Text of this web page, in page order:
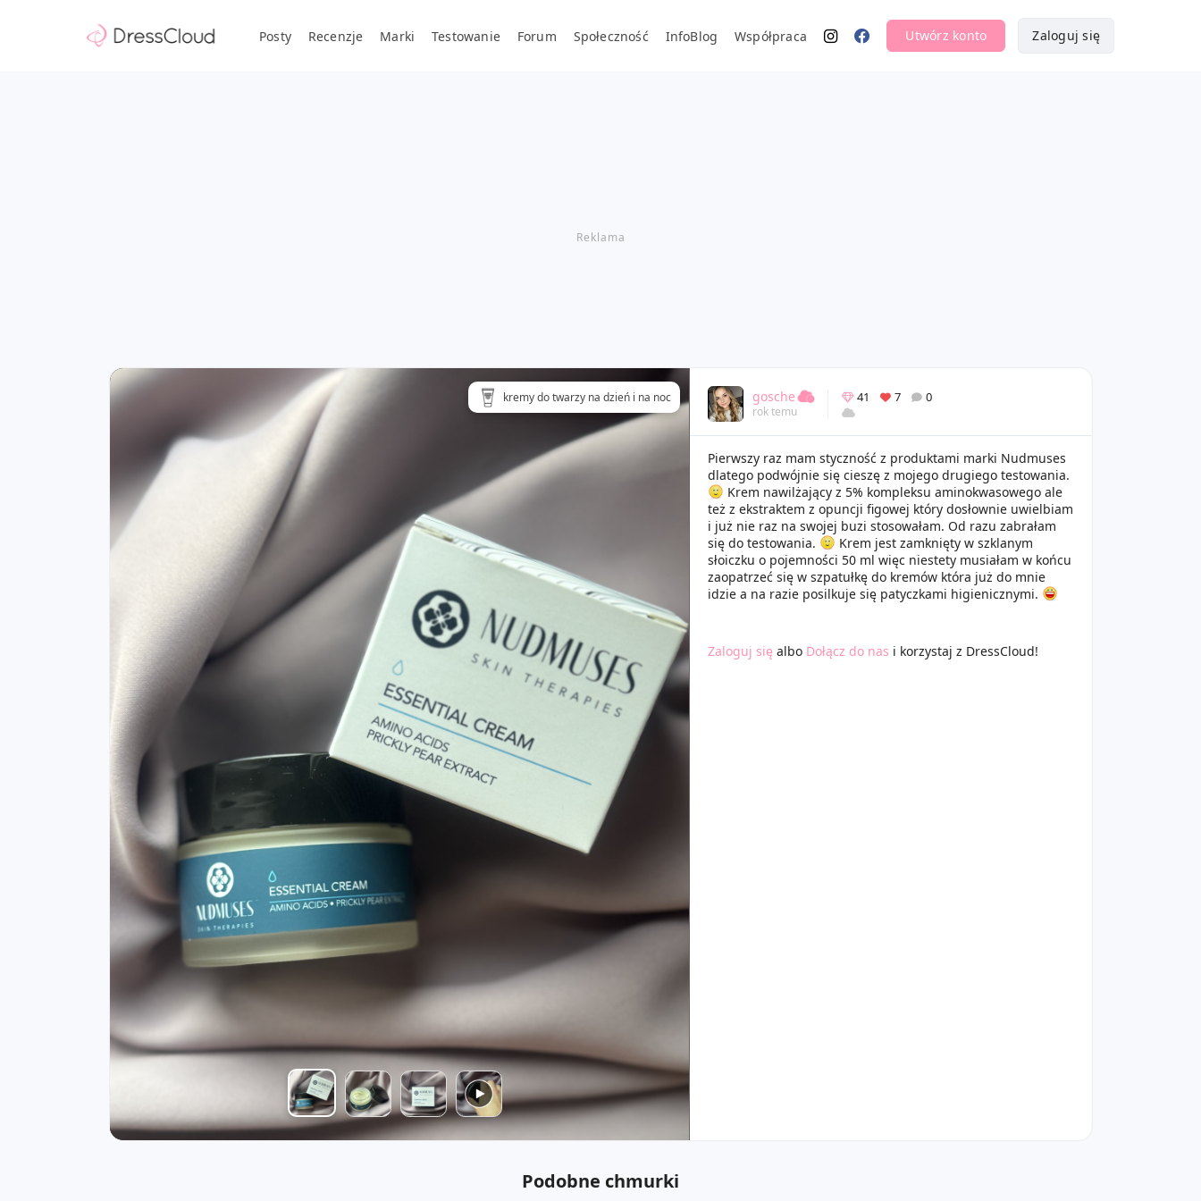
Posty Recenzje Marki Testowanie Forum Społeczność InfoBlog Współpraca Utwórz konto Zaloguj się
kremy do twarzy na dzień i na noc gosche
rok temu
41 7 0
Pierwszy raz mam styczność z produktami marki Nudmuses
dlatego podwójnie się cieszę z mojego drugiego testowania.
Krem nawilżający z 5% kompleksu aminokwasowego ale
też z ekstraktem z opuncji figowej który dosłownie uwielbiam
i już nie raz na swojej buzi stosowałam. Od razu zabrałam
się do testowania.
Krem jest zamknięty w szklanym
słoiczku o pojemności 50 ml więc niestety musiałam w końcu
zaopatrzeć się w szpatułkę do kremów która już do mnie
idzie a na razie posilkuje się patyczkami higienicznymi.
Zaloguj się albo Dołącz do nas i korzystaj z DressCloud!
Podobne chmurki